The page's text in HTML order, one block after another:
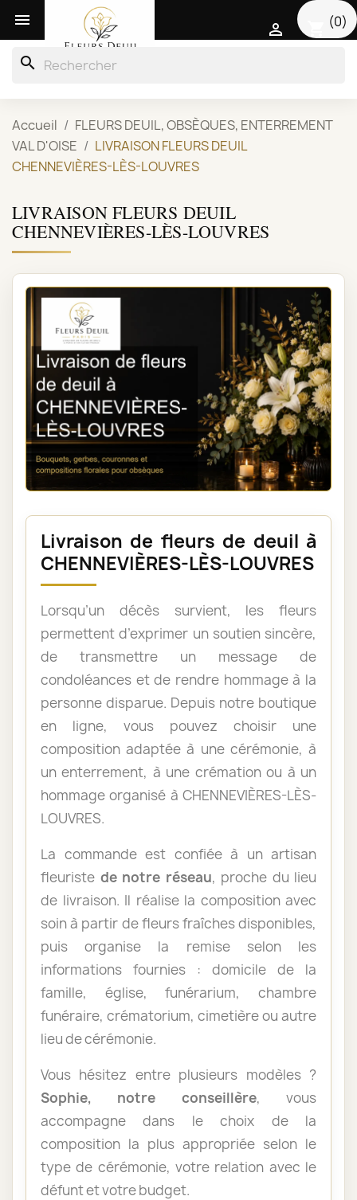
 (0)

search
Accueil
FLEURS DEUIL, OBSÈQUES, ENTERREMENT
VAL D'OISE
LIVRAISON FLEURS DEUIL
CHENNEVIÈRES-LÈS-LOUVRES
LIVRAISON FLEURS DEUIL
CHENNEVIÈRES-LÈS-LOUVRES
Livraison de fleurs de deuil à
CHENNEVIÈRES-LÈS-LOUVRES
Lorsqu’un décès survient, les fleurs
permettent d’exprimer un soutien sincère,
de transmettre un message de
condoléances et de rendre hommage à la
personne disparue. Depuis notre boutique
en ligne, vous pouvez choisir une
composition adaptée à une cérémonie, à
un enterrement, à une crémation ou à un
hommage organisé à CHENNEVIÈRES-LÈS-
LOUVRES.
La commande est confiée à un artisan
fleuriste de notre réseau, proche du lieu
de livraison. Il réalise la composition avec
soin à partir de fleurs fraîches disponibles,
puis organise la remise selon les
informations fournies : domicile de la
famille, église, funérarium, chambre
funéraire, crématorium, cimetière ou autre
lieu de cérémonie.
Vous hésitez entre plusieurs modèles ?
Sophie, notre conseillère, vous
accompagne dans le choix de la
composition la plus appropriée selon le
type de cérémonie, votre relation avec le
défunt et votre budget.